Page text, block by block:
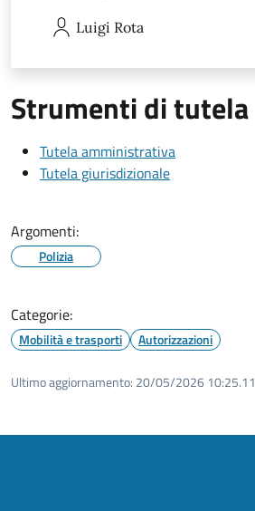
Luigi Rota
Strumenti di tutela
Tutela amministrativa
Tutela giurisdizionale
Argomenti:
Polizia
Categorie:
Mobilità e trasporti Autorizzazioni
Ultimo aggiornamento: 20/05/2026 10:25.11